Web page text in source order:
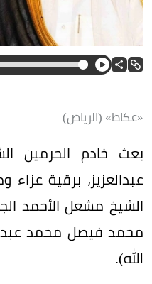
«عكاظ» (الرياض)
بعث خادم الحرمين
عبدالعزيز، برقية عزاء
الشيخ مشعل الأحمد
محمد فيصل محمد
الله).